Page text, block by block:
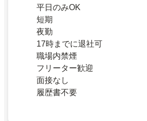
平日のみOK
短期
夜勤
17時までに退社可
職場内禁煙
フリーター歓迎
面接なし
履歴書不要